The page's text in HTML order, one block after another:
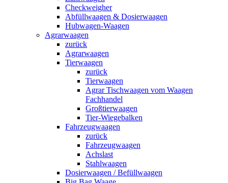
Checkweigher
Abfüllwaagen & Dosierwaagen
Hubwagen-Waagen
Agrarwaagen
zurück
Agrarwaagen
Tierwaagen
zurück
Tierwaagen
Agrar Tischwaagen vom Waagen
Fachhandel
Großtierwaagen
Tier-Wiegebalken
Fahrzeugwaagen
zurück
Fahrzeugwaagen
Achslast
Stahlwaagen
Dosierwaagen / Befüllwaagen